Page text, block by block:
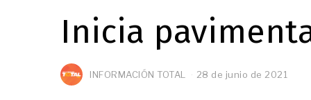
Inicia
INFORMACIÓN TOTAL 28 de junio de 2021